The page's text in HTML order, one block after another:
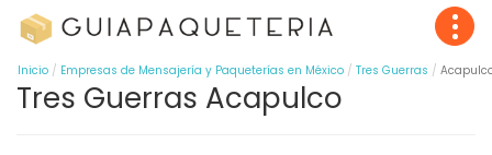
Inicio Empresas de Mensajería y Paqueterías en México Tres Guerras
Tres Guerras Acapulco